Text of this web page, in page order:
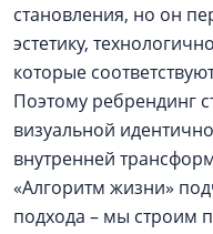
становления, но он
эстетику,
которые
Поэтому ребрендинг
визуальной
внутренней
«Алгоритм жизни»
подхода – мы строим